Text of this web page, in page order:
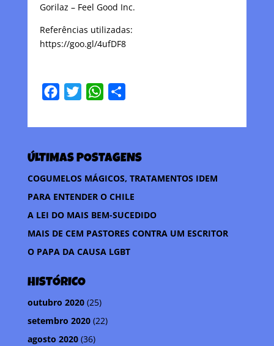
Gorilaz – Feel Good Inc.
Referências utilizadas:
https://goo.gl/4ufDF8
c
b
o
o
k
i
t
e
r
W
a
s
A
p
p
m
a
r
t
i
l
h
ÚLTIMAS POSTAGENS
COGUMELOS MÁGICOS, TRATAMENTOS IDEM
PARA ENTENDER O CHILE
A LEI DO MAIS BEM-SUCEDIDO
MAIS DE CEM PASTORES CONTRA UM ESCRITOR
O PAPA DA CAUSA LGBT
HISTÓRICO
outubro 2020(25)
setembro 2020(22)
agosto 2020(36)